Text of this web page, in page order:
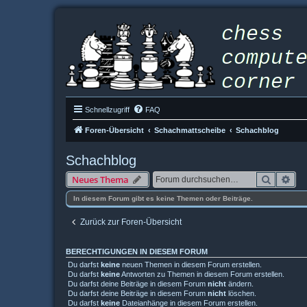
Schnellzugriff FAQ
Foren-Übersicht Schachmattscheibe Schachblog
Schachblog
Neues Thema Suche
In diesem Forum gibt es keine Themen oder Beiträge.
Zurück zur Foren-Übersicht
BERECHTIGUNGEN IN DIESEM FORUM
Du darfst keine neuen Themen in diesem Forum erstellen.
Du darfst keineAntworten zu Themen in diesem Forum erstellen.
Du darfst deine Beiträge in diesem Forum nicht ändern.
Du darfst deine Beiträge in diesem Forum nicht löschen.
Du darfst keine Dateianhänge in diesem Forum erstellen.